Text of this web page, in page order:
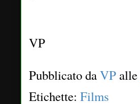
VP
Pubblicato daVP alle
Etichette: Films